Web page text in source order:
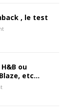
, le test
ou
etc…